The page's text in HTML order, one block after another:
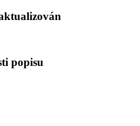
popisu